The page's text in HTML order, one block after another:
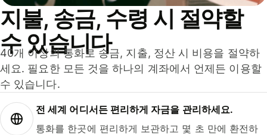
지불, 송금, 수령 시 절약할
수 있습니다
40개 이상의 통화로 송금, 지출, 정산 시 비용을 절약하
세요. 필요한 모든 것을 하나의 계좌에서 언제든 이용할
수 있습니다.
전 세계 어디서든 편리하게 자금을 관리하세요.
통화를 한곳에 편리하게 보관하고 몇 초 만에 환전하